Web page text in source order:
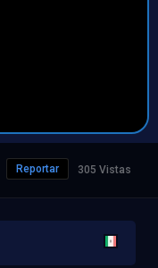
305 Vistas
Reportar